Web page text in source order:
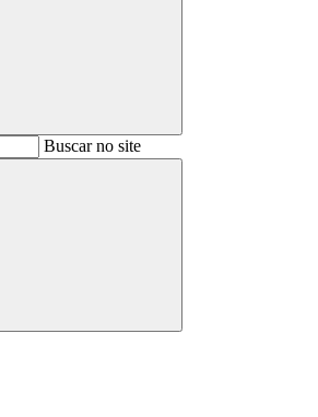
BuscarBuscar no site
Buscar